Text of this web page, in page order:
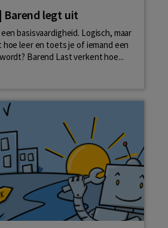
Barend legt uit
basisvaardigheid. Logisch, maar
hoe leer en toets je of iemand een
Barend Last verkent hoe...